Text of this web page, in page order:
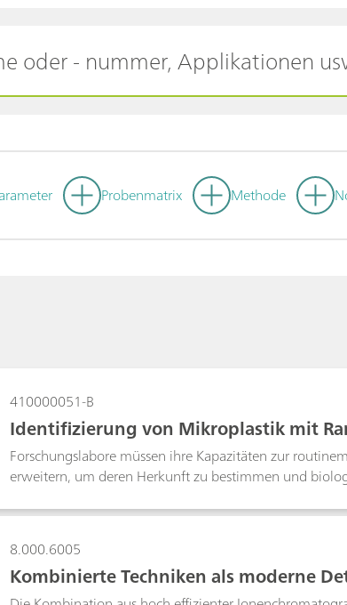
Parameter Probenmatrix Methode
410000051-B
Identifizierung von Mikroplastik mit
Forschungslabore müssen ihre Kapazitäten zur
erweitern, um deren Herkunft zu bestimmen und
Mikroskopen und Fourier-Transformations-Infrarot-
8.000.6005
Kombinierte Techniken als moderne